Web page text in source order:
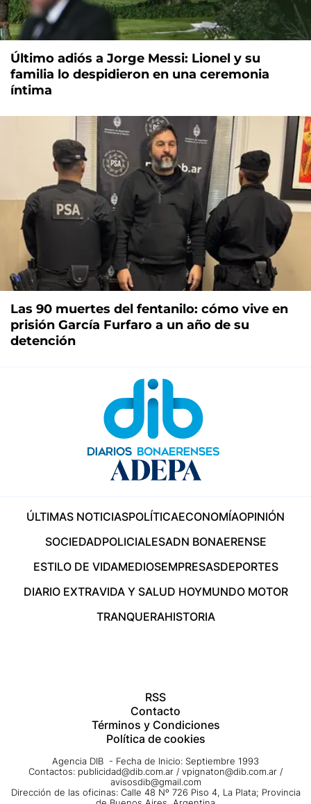
Último adiós a Jorge Messi: Lionel y su
familia lo despidieron en una ceremonia
íntima
Las 90 muertes del fentanilo: cómo vive en
prisión García Furfaro a un año de su
detención
ÚLTIMAS NOTICIASPOLÍTICAECONOMÍAOPINIÓN
SOCIEDADPOLICIALESADN BONAERENSE
ESTILO DE VIDAMEDIOSEMPRESASDEPORTES
DIARIO EXTRAVIDA Y SALUD HOYMUNDO MOTOR
TRANQUERAHISTORIA
RSS
Contacto
Términos y Condiciones
Política de cookies
Agencia DIB - Fecha de Inicio: Septiembre 1993
Contactos: publicidad@dib.com.ar / vpignaton@dib.com.ar /
avisosdib@gmail.com
Dirección de las oficinas: Calle 48 Nº 726 Piso 4, La Plata; Provincia